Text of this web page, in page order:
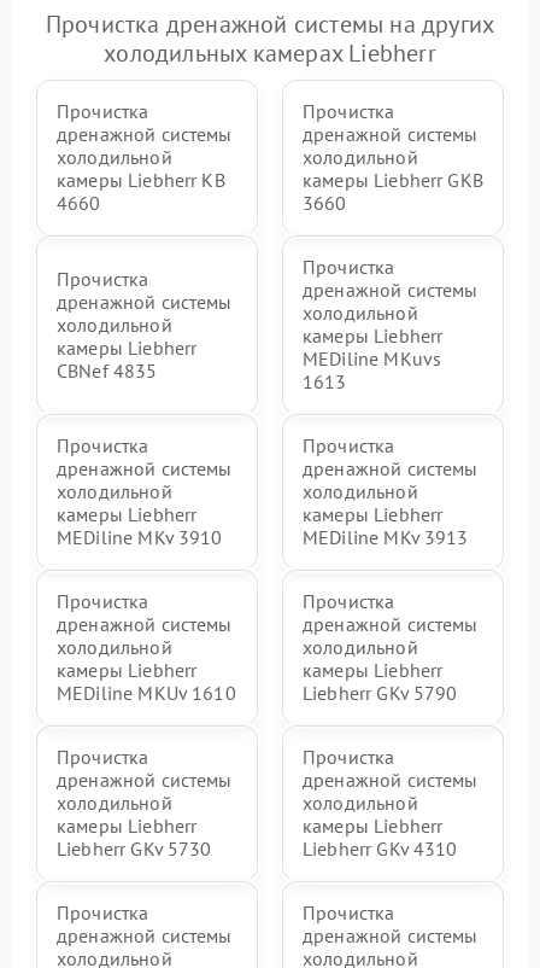
Прочистка дренажной системы на других
холодильных камерах Liebherr
Прочистка
дренажной системы
холодильной
камеры Liebherr KB
4660
Прочистка
дренажной системы
холодильной
камеры Liebherr GKB
3660
Прочистка
дренажной системы
холодильной
камеры Liebherr
CBNef 4835
Прочистка
дренажной системы
холодильной
камеры Liebherr
MEDiline MKuvs
1613
Прочистка
дренажной системы
холодильной
камеры Liebherr
MEDiline MKv 3910
Прочистка
дренажной системы
холодильной
камеры Liebherr
MEDiline MKv 3913
Прочистка
дренажной системы
холодильной
камеры Liebherr
MEDiline MKUv 1610
Прочистка
дренажной системы
холодильной
камеры Liebherr
Liebherr GKv 5790
Прочистка
дренажной системы
холодильной
камеры Liebherr
Liebherr GKv 5730
Прочистка
дренажной системы
холодильной
камеры Liebherr
Liebherr GKv 4310
Прочистка
дренажной системы
холодильной
Прочистка
дренажной системы
холодильной